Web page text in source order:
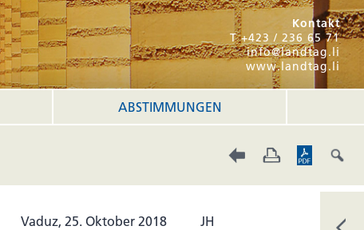
Kontakt
T +423 / 236 65 71
info@landtag.li
www.landtag.li
ABSTIMMUNGEN
Vaduz, 25. Oktober 2018 JH